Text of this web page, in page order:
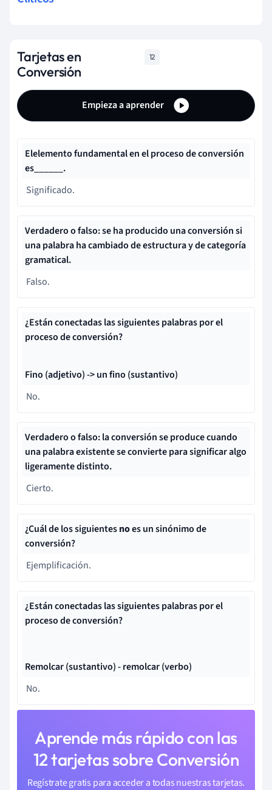
Tarjetas en
Conversión
12
Empieza a aprender
Elelemento fundamental en el proceso de conversión
es ______.
Significado.
Verdadero o falso: se ha producido una conversión si
una palabra ha cambiado de estructura y de categoría
gramatical.
Falso.
¿Están conectadas las siguientes palabras por el
proceso de conversión?
Fino (adjetivo) -> un fino (sustantivo)
No.
Verdadero o falso: la conversión se produce cuando
una palabra existente se convierte para significar algo
ligeramente distinto.
Cierto.
¿Cuál de los siguientesnoes un sinónimo de
conversión?
Ejemplificación.
¿Están conectadas las siguientes palabras por el
proceso de conversión?
Remolcar (sustantivo) - remolcar (verbo)
No.
Aprende más rápido con las
12 tarjetas sobre Conversión
Regístrate gratis para acceder a todas nuestras tarjetas.